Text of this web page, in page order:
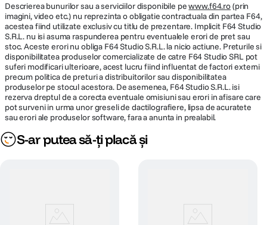
Descrierea bunurilor sau a serviciilor disponibile pewww.f64.ro(prin
imagini, video etc.) nu reprezinta o obligatie contractuala din partea F64,
acestea fiind utilizate exclusiv cu titlu de prezentare. Implicit F64 Studio
S.R.L. nu isi asuma raspunderea pentru eventualele erori de pret sau
stoc. Aceste erori nu obliga F64 Studio S.R.L. la nicio actiune. Preturile si
disponibilitatea produselor comercializate de catre F64 Studio SRL pot
suferi modificari ulterioare, acest lucru fiind influentat de factori externi
precum politica de preturi a distribuitorilor sau disponibilitatea
produselor pe stocul acestora. De asemenea, F64 Studio S.R.L. isi
rezerva dreptul de a corecta eventuale omisiuni sau erori in afisare care
pot surveni in urma unor greseli de dactilografiere, lipsa de acuratete
sau erori ale produselor software, fara a anunta in prealabil.
S-ar putea să-ți placă și